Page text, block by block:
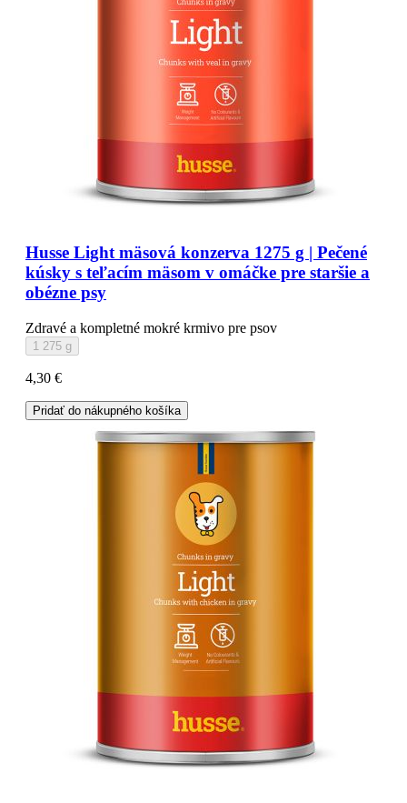
Husse Light mäsová konzerva 1275 g | Pečené
kúsky s teľacím mäsom v omáčke pre staršie a
obézne psy
Zdravé a kompletné mokré krmivo pre psov
1 275 g
4,30 €
Pridať do nákupného košíka